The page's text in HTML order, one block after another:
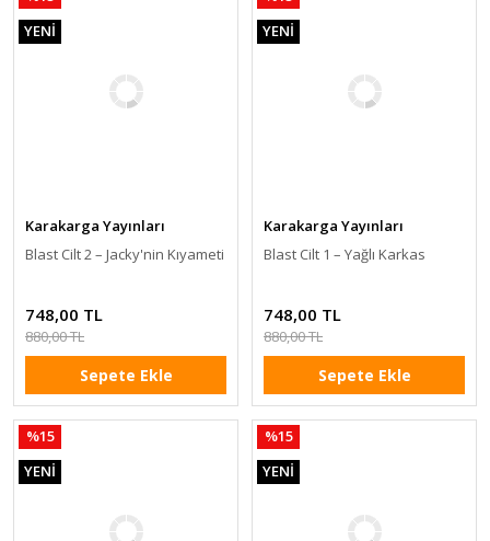
YENİ
Karakarga Yayınları
Blast Cilt 2 – Jacky'nin Kıyameti
748,00 TL
880,00 TL
Sepete Ekle
YENİ
Karakarga Yayınları
Blast Cilt 1 – Yağlı Karkas
748,00 TL
880,00 TL
Sepete Ekle
%15
YENİ
%15
YENİ